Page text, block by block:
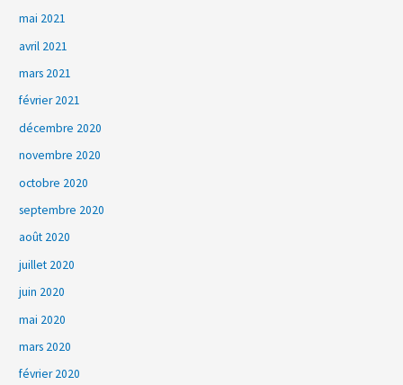
mai 2021
avril 2021
mars 2021
février 2021
décembre 2020
novembre 2020
octobre 2020
septembre 2020
août 2020
juillet 2020
juin 2020
mai 2020
mars 2020
février 2020